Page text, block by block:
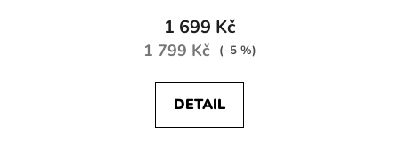
1 699 Kč
1 799 Kč (–5 %)
DETAIL